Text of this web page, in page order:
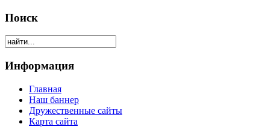
Поиск
Информация
Главная
Наш баннер
Дружественные сайты
Карта сайта